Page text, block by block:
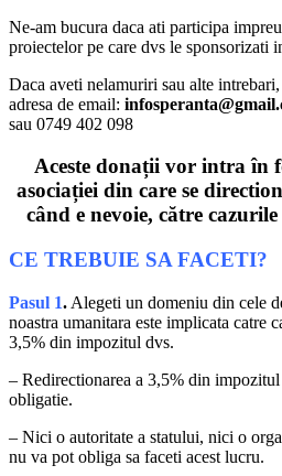
Ne-am bucura daca ati participa
proiectelor pe care dvs le sponsorizati
Daca aveti nelamuriri sau alte
adresa de email:
sau 0749 402 098
Aceste donații vor intra în
asociației din care se
când e nevoie, către
CE TREBUIE SA FACETI?
Pasul 1. Alegeti un domeniu din cele
noastra umanitara este implicata catre
3,5% din impozitul dvs.
– Redirectionarea a 3,5% din
obligatie.
– Nici o autoritate a statului, nici o
nu va pot obliga sa faceti acest lucru.